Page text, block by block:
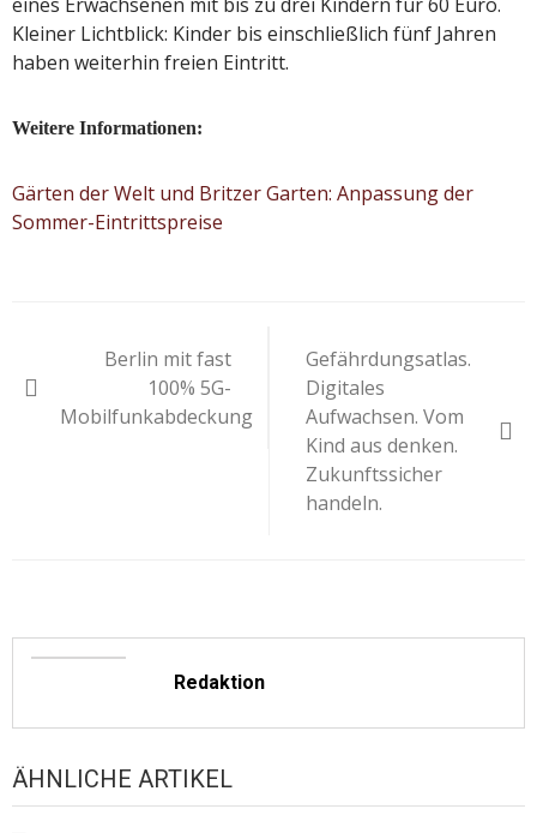
Kleiner Lichtblick: Kinder bis einschließlich fünf Jahren
haben weiterhin freien Eintritt.
Weitere Informationen:
Gärten der Welt und Britzer Garten: Anpassung der
Sommer-Eintrittspreise
Berlin mit fast
100% 5G-
Mobilfunkabdeckung
Gefährdungsatlas.
Digitales
Aufwachsen. Vom
Kind aus denken.
Zukunftssicher
handeln.
Redaktion
ÄHNLICHE ARTIKEL